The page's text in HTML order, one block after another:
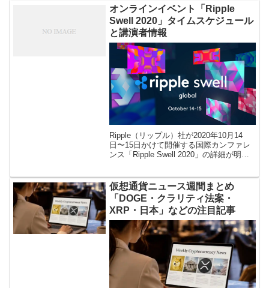
始したことを9月1日発表した。 […]
オンラインイベント「Ripple
Swell 2020」タイムスケジュール
と講演者情報
Ripple（リップル）社が2020年10月14
日〜15日かけて開催する国際カンファレ
ンス「Ripple Swell 2020」の詳細が明ら
仮想通貨ニュース週間まとめ
「DOGE・クラリティ法案・
XRP・日本」などの注目記事